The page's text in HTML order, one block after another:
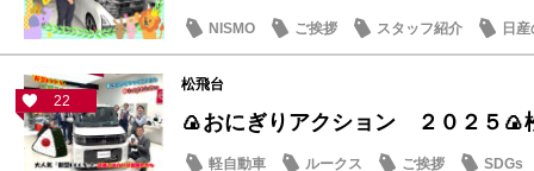
NISMO ご挨拶 スタッフ紹介 日
22
松飛台
🍙おにぎりアクション ２０２５🍙
軽自動車 ルークス ご挨拶 SDGs